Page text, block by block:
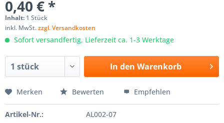
0,40 € *
Inhalt: 1 Stück
inkl. MwSt.zzgl. Versandkosten
Sofort versandfertig, Lieferzeit ca. 1-3 Werktage
In den Warenkorb
Merken Bewerten Empfehlen
Artikel-Nr.: AL002-07